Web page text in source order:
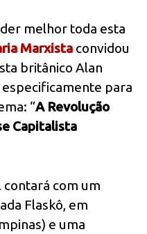
melhor toda esta
Marxista convidou
britânico Alan
para
“A Revolução
Capitalista
contará com um
Flaskô, em
e uma